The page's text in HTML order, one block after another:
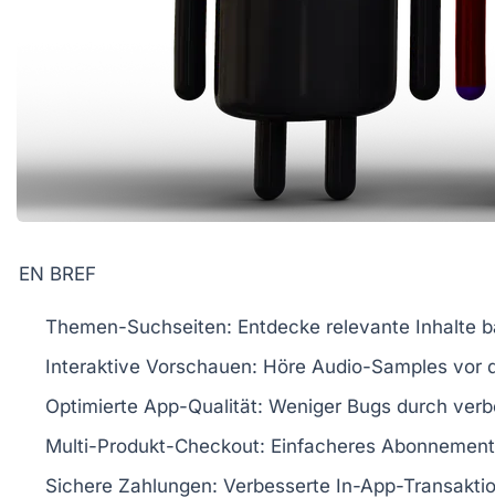
EN BREF
Themen-Suchseiten: Entdecke relevante Inhalte
Interaktive Vorschauen: Höre Audio-Samples vor
Optimierte App-Qualität: Weniger Bugs durch
Multi-Produkt-Checkout: Einfacheres
Sichere Zahlungen: Verbesserte In-App-